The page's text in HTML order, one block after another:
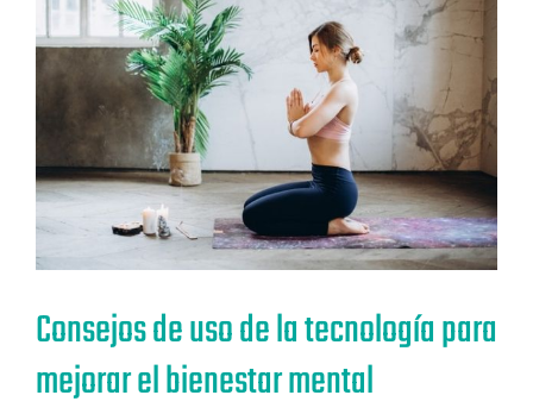
Consejos de uso de la tecnología para
mejorar el bienestar mental